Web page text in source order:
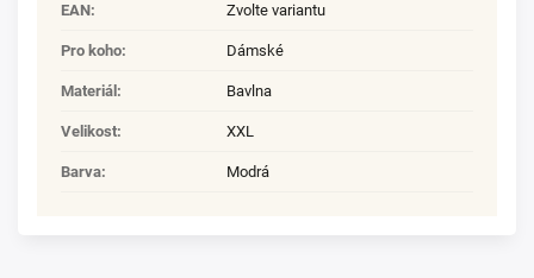
EAN: Zvolte variantu
Pro koho: Dámské
Materiál : Bavlna
Velikost: XXL
Barva: Modrá